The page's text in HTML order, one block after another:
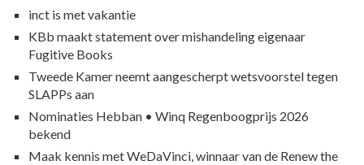
inct is met vakantie
KBb maakt statement over mishandeling eigenaar
Fugitive Books
Tweede Kamer neemt aangescherpt wetsvoorstel tegen
SLAPPs aan
Nominaties Hebban • Winq Regenboogprijs 2026
bekend
Maak kennis met WeDaVinci, winnaar van de Renew the